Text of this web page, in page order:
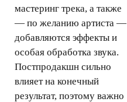
мастеринг трека, а также
— по желанию артиста —
добавляются эффекты и
особая обработка звука.
Постпродакшн сильно
влияет на конечный
результат, поэтому важно